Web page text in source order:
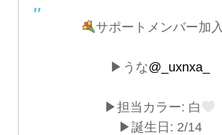
サポートメンバー加入
▶︎うな@_uxnxa_
▶︎担当カラー: 白
▶︎誕生日: 2/14